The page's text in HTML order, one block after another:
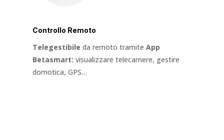
Controllo Remoto
Telegestibile da remoto tramite App
Betasmart: visualizzare telecamere, gestire
domotica, GPS…